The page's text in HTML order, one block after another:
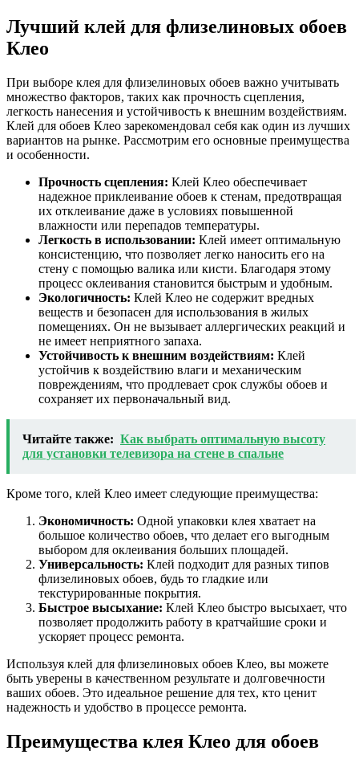
Лучший клей для флизелиновых обоев
Клео
При выборе клея для флизелиновых обоев важно учитывать
множество факторов, таких как прочность сцепления,
легкость нанесения и устойчивость к внешним воздействиям.
Клей для обоев Клео зарекомендовал себя как один из лучших
вариантов на рынке. Рассмотрим его основные преимущества
и особенности.
Прочность сцепления: Клей Клео обеспечивает
надежное приклеивание обоев к стенам, предотвращая
их отклеивание даже в условиях повышенной
влажности или перепадов температуры.
Легкость в использовании: Клей имеет оптимальную
консистенцию, что позволяет легко наносить его на
стену с помощью валика или кисти. Благодаря этому
процесс оклеивания становится быстрым и удобным.
Экологичность: Клей Клео не содержит вредных
веществ и безопасен для использования в жилых
помещениях. Он не вызывает аллергических реакций и
не имеет неприятного запаха.
Устойчивость к внешним воздействиям: Клей
устойчив к воздействию влаги и механическим
повреждениям, что продлевает срок службы обоев и
сохраняет их первоначальный вид.
Читайте также: Как выбрать оптимальную высоту
для установки телевизора на стене в спальне
Кроме того, клей Клео имеет следующие преимущества:
Экономичность: Одной упаковки клея хватает на
большое количество обоев, что делает его выгодным
выбором для оклеивания больших площадей.
Универсальность: Клей подходит для разных типов
флизелиновых обоев, будь то гладкие или
текстурированные покрытия.
Быстрое высыхание: Клей Клео быстро высыхает, что
позволяет продолжить работу в кратчайшие сроки и
ускоряет процесс ремонта.
Используя клей для флизелиновых обоев Клео, вы можете
быть уверены в качественном результате и долговечности
ваших обоев. Это идеальное решение для тех, кто ценит
надежность и удобство в процессе ремонта.
Преимущества клея Клео для обоев